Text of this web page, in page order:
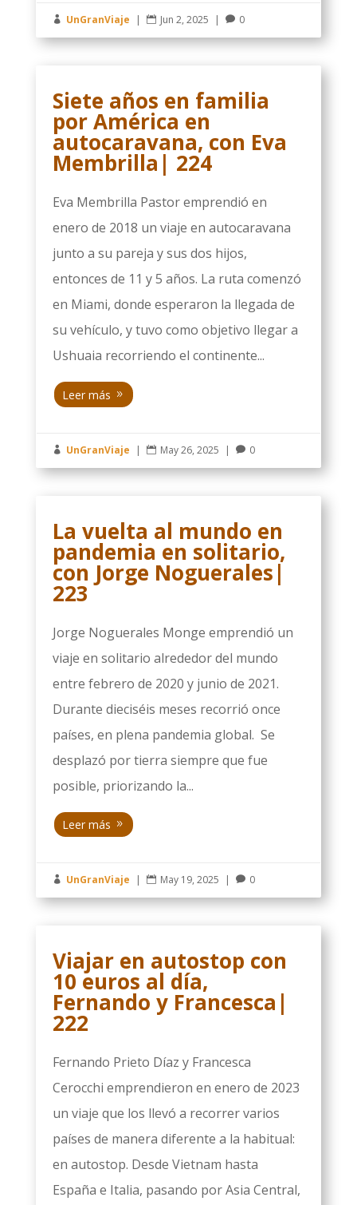
 UnGranViaje |  Jun 2, 2025 |  0
Siete años en familia
por América en
autocaravana, con Eva
Membrilla| 224
Eva Membrilla Pastor emprendió en
enero de 2018 un viaje en autocaravana
junto a su pareja y sus dos hijos,
entonces de 11 y 5 años. La ruta comenzó
en Miami, donde esperaron la llegada de
su vehículo, y tuvo como objetivo llegar a
Ushuaia recorriendo el continente...
Leer más
 UnGranViaje |  May 26, 2025 |  0
La vuelta al mundo en
pandemia en solitario,
con Jorge Noguerales|
223
Jorge Noguerales Monge emprendió un
viaje en solitario alrededor del mundo
entre febrero de 2020 y junio de 2021.
Durante dieciséis meses recorrió once
países, en plena pandemia global. Se
desplazó por tierra siempre que fue
posible, priorizando la...
Leer más
 UnGranViaje |  May 19, 2025 |  0
Viajar en autostop con
10 euros al día,
Fernando y Francesca|
222
Fernando Prieto Díaz y Francesca
Cerocchi emprendieron en enero de 2023
un viaje que los llevó a recorrer varios
países de manera diferente a la habitual:
en autostop. Desde Vietnam hasta
España e Italia, pasando por Asia Central,